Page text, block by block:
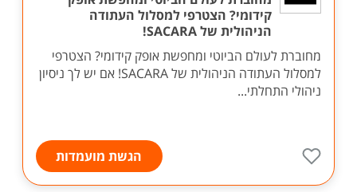
קידומי? הצטרפי למסלול העתודה
הניהולית של SACARA!
מחוברת לעולם הביוטי ומחפשת אופק קידומי? הצטרפי
למסלול העתודה הניהולית של SACARA! אם יש לך ניסיון
ניהולי התחלתי...
הגשת מועמדות